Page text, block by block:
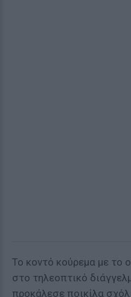
Το κοντό κούρεμα με το
στο τηλεοπτικό
προκάλεσε ποικίλα